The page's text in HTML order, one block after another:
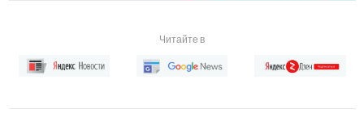
Читайте в